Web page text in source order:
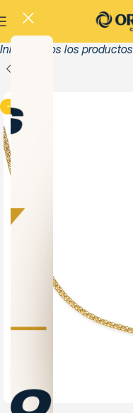
Inicio Todos los productos
-13%